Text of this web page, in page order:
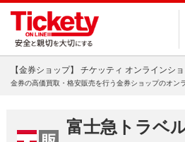
【金券ショップ】 チケッティ オンラインシ
金券の高価買取・格安販売を行う金券ショップのオン
富士急トラベ